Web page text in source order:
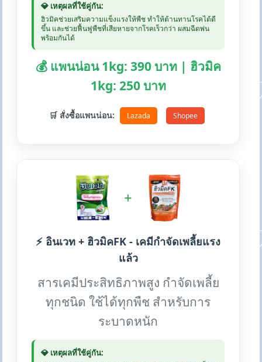
💎 เหตุผลที่ใช้คู่กัน:
ฮิวมิคช่วยเสริมความแข็งแรงให้พืช ทำให้ต้านทานโรคได้ดี
ขึ้น และช่วยฟื้นฟูพืชที่เสียหายจากโรคเร็วกว่า ผสมฉีดพ่น
พร้อมกันได้
💰 แพนน่อน 1kg: 390 บาท | ฮิวมิค
1kg: 250 บาท
🛒 สั่งซื้อแพนน่อน: Lazada Shopee
+
⚡ อินเวท + ฮิวมิคFK - เคมีกำจัดเพลี้ยแรง
แล้ว
สารเคมีประสิทธิภาพสูง กำจัดเพลี้ย
ทุกชนิด ใช้ได้ทุกพืช สำหรับการ
ระบาดหนัก
💎 เหตุผลที่ใช้คู่กัน: